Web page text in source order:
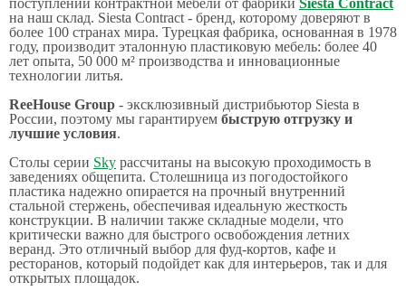
на наш склад. Siesta Contract - бренд, которому доверяют в
более 100 странах мира. Турецкая фабрика, основанная в 1978
году, производит эталонную пластиковую мебель: более 40
лет опыта, 50 000 м² производства и инновационные
технологии литья.
ReeHouse Group - эксклюзивный дистрибьютор Siesta в
России, поэтому мы гарантируем быструю отгрузку и
лучшие условия.
Столы серии Sky рассчитаны на высокую проходимость в
заведениях общепита. Столешница из погодостойкого
пластика надежно опирается на прочный внутренний
стальной стержень, обеспечивая идеальную жесткость
конструкции. В наличии также складные модели, что
критически важно для быстрого освобождения летних
веранд. Это отличный выбор для фуд-кортов, кафе и
ресторанов, который подойдет как для интерьеров, так и для
открытых площадок.